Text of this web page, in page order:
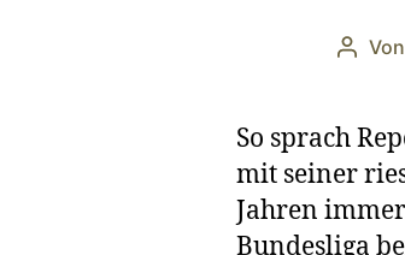
Von
So sprach
mit seiner
Jahren
Bundesliga